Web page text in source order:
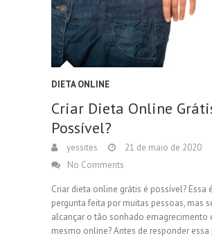
DIETA ONLINE
Criar Dieta Online
Possível?
yessites
21 de maio de 2020
No Comments
Criar dieta online grátis é possível? Essa
pergunta feita por muitas pessoas, mas
alcançar o tão sonhado emagrecimento
mesmo online? Antes de responder essa